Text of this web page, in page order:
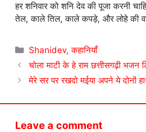
हर शनिवार को शनि देव की पूजा करनी
तेल, काले तिल, काले कपड़े, और लोहे की
Categories
Shanidev,कहानियाँ
चोला माटी के हे राम छत्तीसगढ़ी भजन
​मेरे सर पर रखदो मईया अपने ये दोनों
Leave a comment